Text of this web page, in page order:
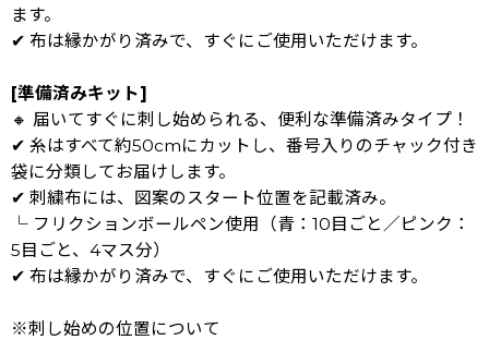
ます。
✔ 布は縁かがり済みで、すぐにご使用いただけます。
[準備済みキット]
🔸 届いてすぐに刺し始められる、便利な準備済みタイプ！
✔ 糸はすべて約50cmにカットし、番号入りのチャック付き
袋に分類してお届けします。
✔ 刺繍布には、図案のスタート位置を記載済み。
└ フリクションボールペン使用（青：10目ごと／ピンク：
5目ごと、4マス分）
✔ 布は縁かがり済みで、すぐにご使用いただけます。
※刺し始めの位置について